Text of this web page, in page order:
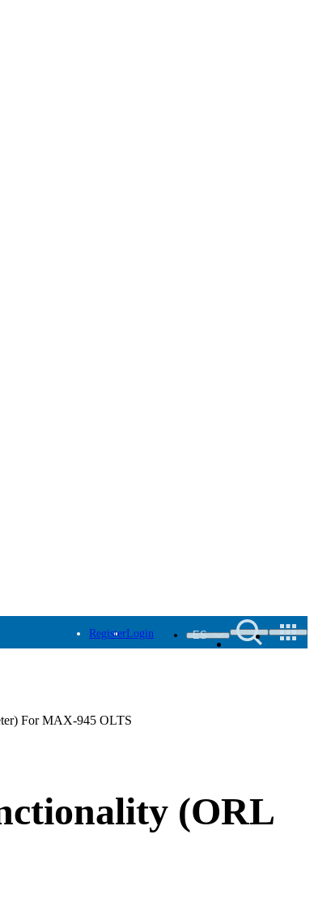
RegisterLogin ES
For MAX-945 OLTS
(ORL